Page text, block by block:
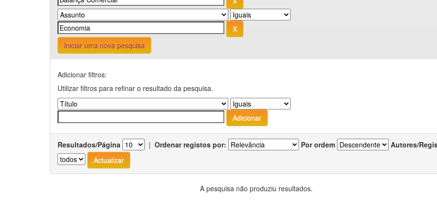
Iniciar uma nova pesquisa
Adicionar filtros:
Utilizar filtros para refinar o resultado da pesquisa.
Resultados/Página | Ordenar registos por: Por ordem Autores/
A pesquisa não produziu resultados.